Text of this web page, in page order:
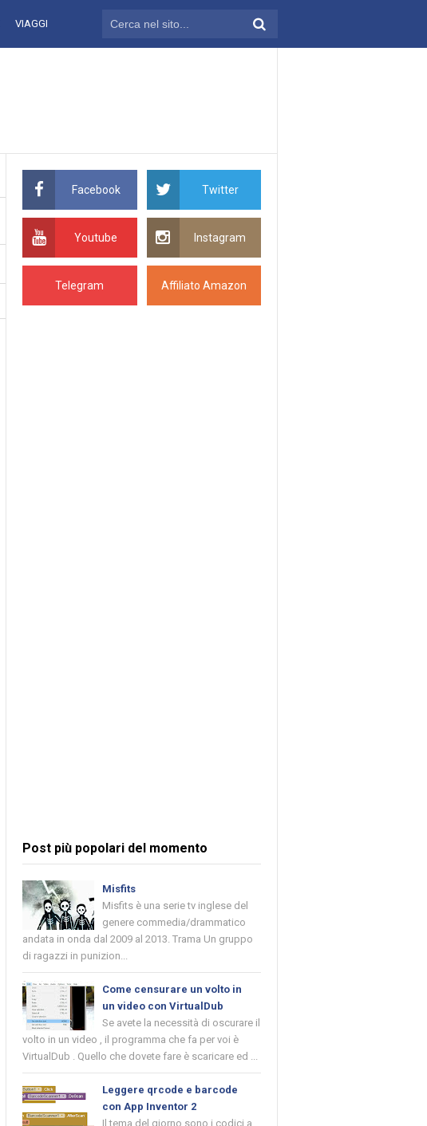
VIAGGI
Facebook Twitter
Youtube Instagram
Telegram Affiliato Amazon
Post più popolari del momento
Misfits
Misfits è una serie tv inglese del
genere commedia/drammatico
andata in onda dal 2009 al 2013. Trama Un gruppo
di ragazzi in punizion...
Come censurare un volto in
un video con VirtualDub
Se avete la necessità di oscurare il
volto in un video , il programma che fa per voi è
VirtualDub . Quello che dovete fare è scaricare ed ...
Leggere qrcode e barcode
con App Inventor 2
Il tema del giorno sono i codici a